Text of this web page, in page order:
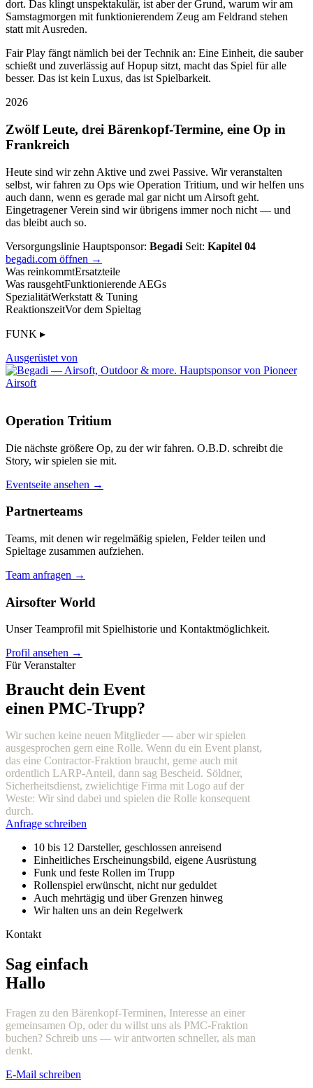
dort. Das klingt unspektakulär, ist aber der Grund, warum wir am
Samstagmorgen mit funktionierendem Zeug am Feldrand stehen
statt mit Ausreden.
Fair Play fängt nämlich bei der Technik an: Eine Einheit, die sauber
schießt und zuverlässig auf Hopup sitzt, macht das Spiel für alle
besser. Das ist kein Luxus, das ist Spielbarkeit.
2026
Zwölf Leute, drei Bärenkopf-Termine, eine Op in
Frankreich
Heute sind wir zehn Aktive und zwei Passive. Wir veranstalten
selbst, wir fahren zu Ops wie Operation Tritium, und wir helfen uns
auch dann, wenn es gerade mal gar nicht um Airsoft geht.
Eingetragener Verein sind wir übrigens immer noch nicht — und
das bleibt auch so.
Versorgungslinie Hauptsponsor: Begadi Seit: Kapitel 04
begadi.com öffnen →
Was reinkommtErsatzteile
Was rausgehtFunktionierende AEGs
SpezialitätWerkstatt & Tuning
ReaktionszeitVor dem Spieltag
FUNK ▸
Ausgerüstet von
Operation Tritium
Die nächste größere Op, zu der wir fahren. O.B.D. schreibt die
Story, wir spielen sie mit.
Eventseite ansehen →
Partnerteams
Teams, mit denen wir regelmäßig spielen, Felder teilen und
Spieltage zusammen aufziehen.
Team anfragen →
Airsofter World
Unser Teamprofil mit Spielhistorie und Kontaktmöglichkeit.
Profil ansehen →
Für Veranstalter
Braucht dein Event
einen PMC-Trupp?
Wir suchen keine neuen Mitglieder — aber wir spielen
ausgesprochen gern eine Rolle. Wenn du ein Event planst,
das eine Contractor-Fraktion braucht, gerne auch mit
ordentlich LARP-Anteil, dann sag Bescheid. Söldner,
Sicherheitsdienst, zwielichtige Firma mit Logo auf der
Weste: Wir sind dabei und spielen die Rolle konsequent
durch.
Anfrage schreiben
10 bis 12 Darsteller, geschlossen anreisend
Einheitliches Erscheinungsbild, eigene Ausrüstung
Funk und feste Rollen im Trupp
Rollenspiel erwünscht, nicht nur geduldet
Auch mehrtägig und über Grenzen hinweg
Wir halten uns an dein Regelwerk
Kontakt
Sag einfach
Hallo
Fragen zu den Bärenkopf-Terminen, Interesse an einer
gemeinsamen Op, oder du willst uns als PMC-Fraktion
buchen? Schreib uns — wir antworten schneller, als man
denkt.
E-Mail schreiben